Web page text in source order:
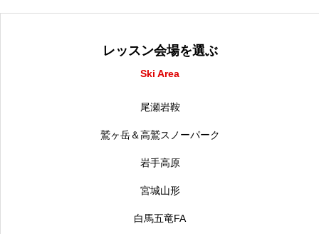
レッスン会場を選ぶ
Ski Area
尾瀬岩鞍
鷲ヶ岳＆高鷲スノーパーク
岩手高原
宮城山形
白馬五竜FA